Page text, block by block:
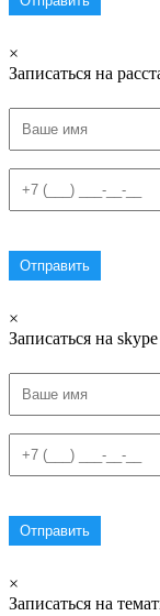
×
Записаться на
×
Записаться на skype
×
Записаться на